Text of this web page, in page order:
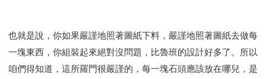
也就是說，你如果嚴謹地照著圖紙下料，嚴謹地照著圖紙去做每
一塊東西，你組裝起來絕對沒問題，比魯班的設計好多了。所以
咱們得知道，這所羅門很嚴謹的，每一塊石頭應該放在哪兒，是